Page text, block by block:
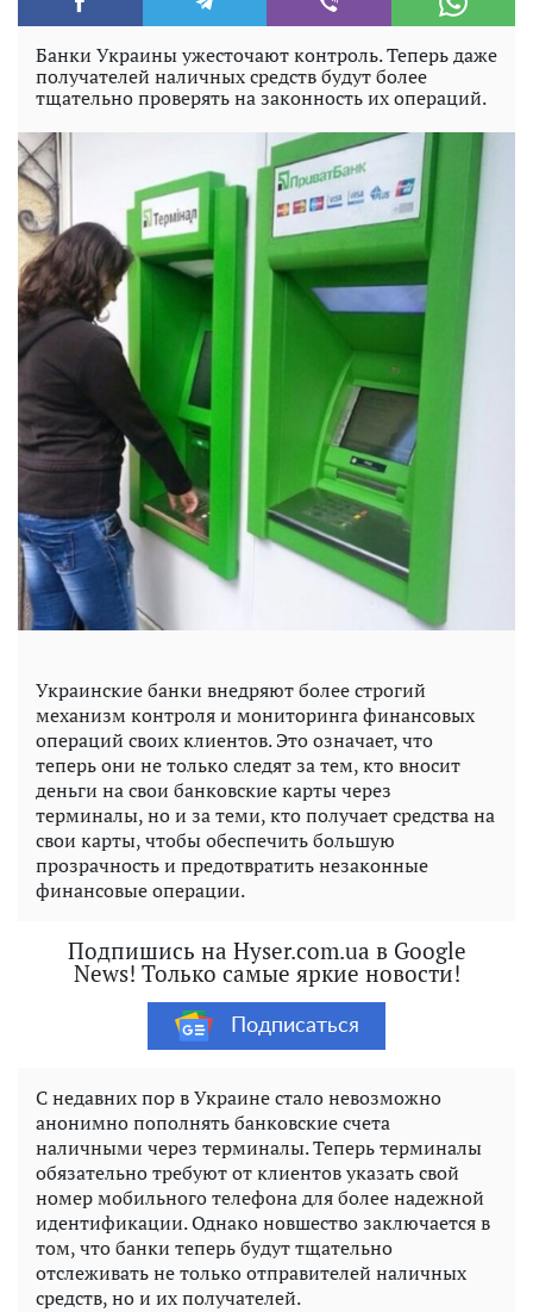
Банки Украины ужесточают контроль. Теперь даже
получателей наличных средств будут более
тщательно проверять на законность их операций.
Украинские банки внедряют более строгий
механизм контроля и мониторинга финансовых
операций своих клиентов. Это означает, что
теперь они не только следят за тем, кто вносит
деньги на свои банковские карты через
терминалы, но и за теми, кто получает средства на
свои карты, чтобы обеспечить большую
прозрачность и предотвратить незаконные
финансовые операции.
Подпишись на Hyser.com.ua в Google
News! Только самые яркие новости!
Подписаться
С недавних пор в Украине стало невозможно
анонимно пополнять банковские счета
наличными через терминалы. Теперь терминалы
обязательно требуют от клиентов указать свой
номер мобильного телефона для более надежной
идентификации. Однако новшество заключается в
том, что банки теперь будут тщательно
отслеживать не только отправителей наличных
средств, но и их получателей.